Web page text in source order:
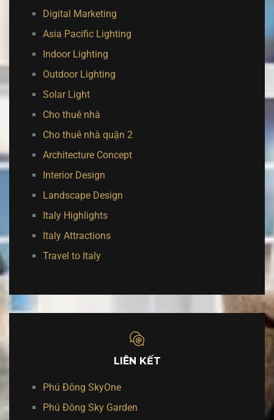
Digital Marketing
Asia Pacific Lighting
Indoor Lighting
Outdoor Lighting
Solar Light
Cho thuê nhà
Cho thuê nhà quận 2
Architecture Concept
Interior Design
Landscape Design
Italy Highlights
Italy Attractions
Travel to Italy
LIÊN KẾT
Phú Đông SkyOne
Phú Đông Sky Garden